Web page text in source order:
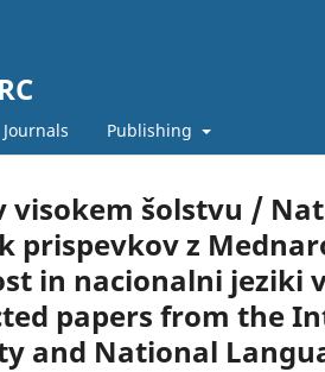
Journals Publishing
visokem šolstvu /
prispevkov z
in nacionalni jeziki
papers from the
and National